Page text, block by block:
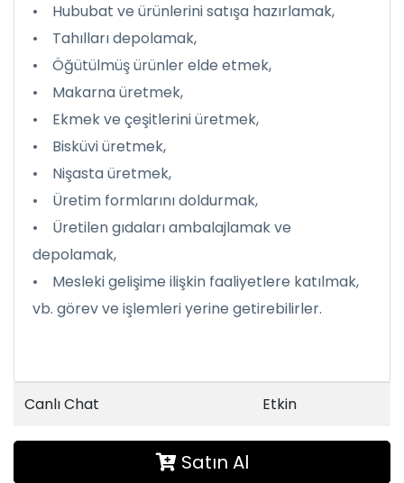
• Hububat ve ürünlerini satışa hazırlamak,
• Tahılları depolamak,
• Öğütülmüş ürünler elde etmek,
• Makarna üretmek,
• Ekmek ve çeşitlerini üretmek,
• Bisküvi üretmek,
• Nişasta üretmek,
• Üretim formlarını doldurmak,
• Üretilen gıdaları ambalajlamak ve
depolamak,
• Mesleki gelişime ilişkin faaliyetlere katılmak,
vb. görev ve işlemleri yerine getirebilirler.
Canlı Chat Etkin
Satın Al